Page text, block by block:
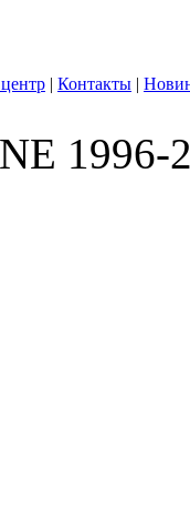
| Контакты |
1996-